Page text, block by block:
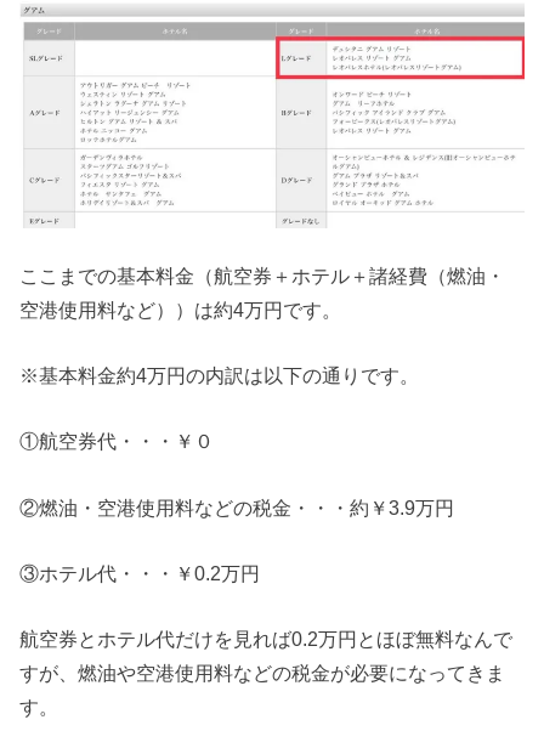
ここまでの基本料金（航空券＋ホテル＋諸経費（燃油・
空港使用料など））は約4万円です。
※基本料金約4万円の内訳は以下の通りです。
①航空券代・・・￥０
②燃油・空港使用料などの税金・・・約￥3.9万円
③ホテル代・・・￥0.2万円
航空券とホテル代だけを見れば0.2万円とほぼ無料なんで
すが、燃油や空港使用料などの税金が必要になってきま
す。